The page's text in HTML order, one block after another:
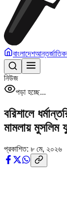
বাংলাদেশআন্তর্জাতিক
নিউজ
পড়া হচ্ছে...
বরিশালে
মামলায় মুসলিম
প্রকাশিত: ৮ মে, ২০২৬